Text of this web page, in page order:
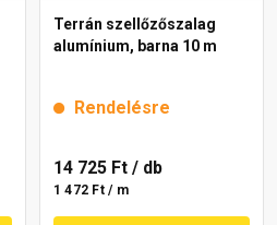
Terrán szellőzőszalag
alumínium, barna 10 m
Rendelésre
14 725 Ft / db
1 472 Ft / m